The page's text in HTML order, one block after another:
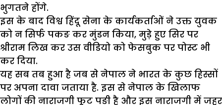
भुगतने होंगे.
इस के बाद विश्व हिंदू सेना के कार्यकर्ताओं ने उक्त युवक
को न सिर्फ पकङ कर मुंडन किया, मुड़े हुए सिर पर
श्रीराम लिख कर उस वीडियो को फेसबुक पर पोस्ट भी
कर दिया.
यह सब तब हुआ है जब से नेपाल ने भारत के कुछ हिस्सों
पर अपना दावा जताया है. इस से नेपाल के खिलाफ
लोगों की नाराजगी फूट पङी है और इस नाराजगी में जहर